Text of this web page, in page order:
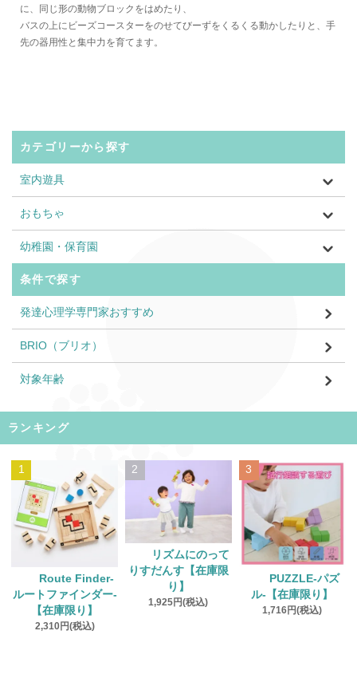
に、同じ形の動物ブロックをはめたり、
バスの上にビーズコースターをのせてびーずをくるくる動かしたりと、手
先の器用性と集中力を育てます。
カテゴリーから探す
室内遊具
おもちゃ
幼稚園・保育園
条件で探す
発達心理学専門家おすすめ
BRIO（ブリオ）
対象年齢
ランキング
1
Route Finder‐
ルートファインダー‐
【在庫限り】
2,310円(税込)
2
リズムにのって
りすだんす【在庫限
り】
1,925円(税込)
3
PUZZLE‐パズ
ル‐【在庫限り】
1,716円(税込)